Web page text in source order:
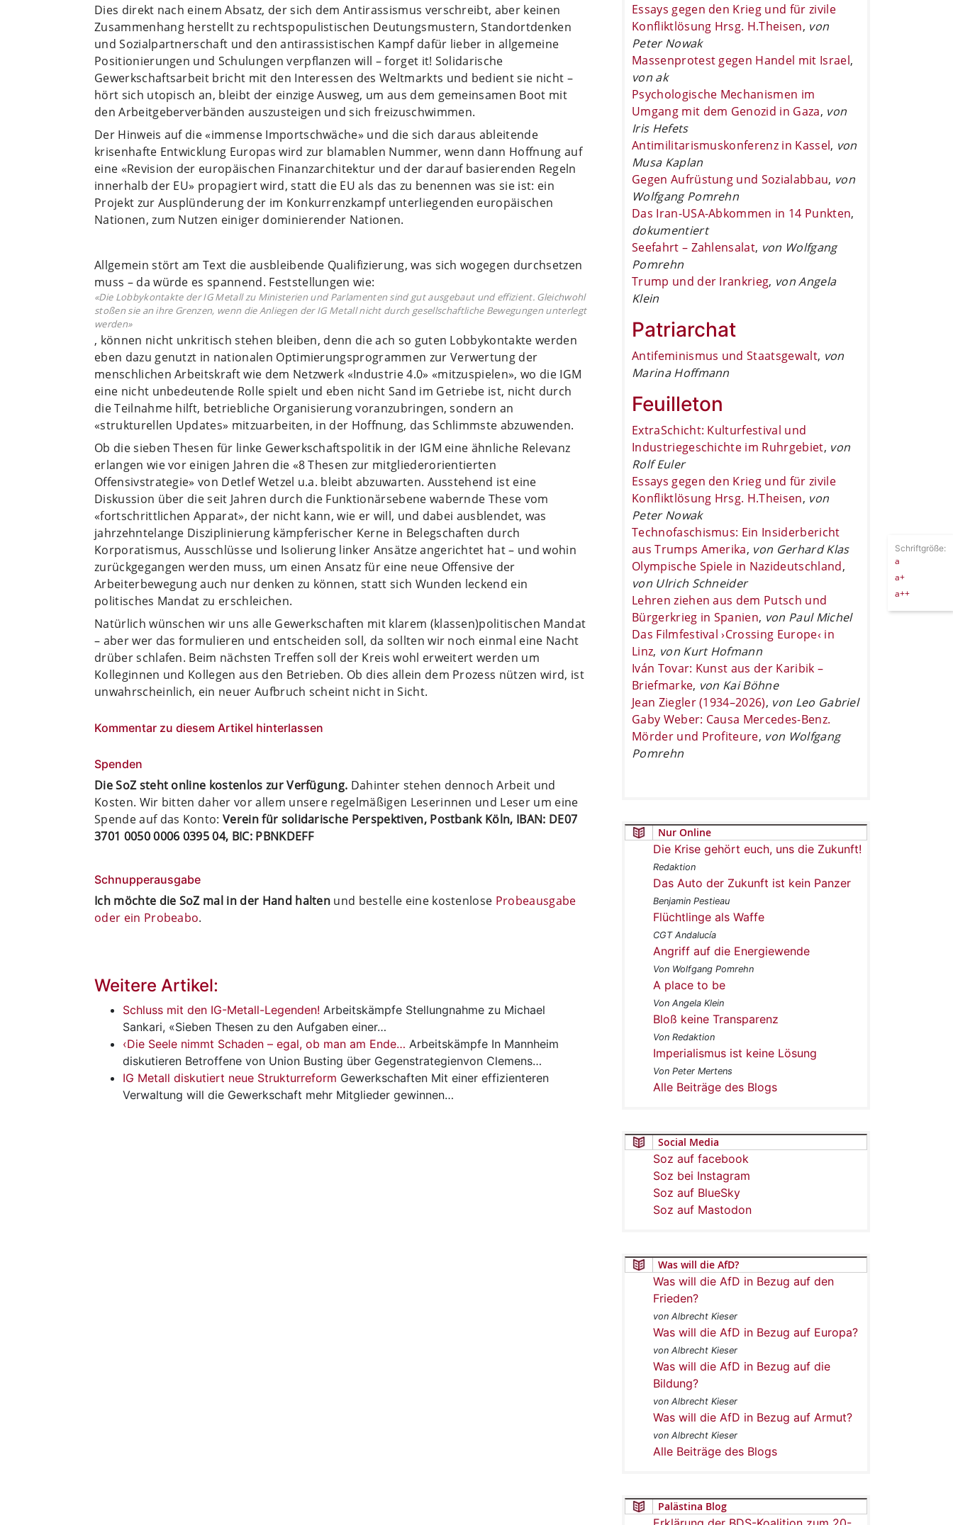
Dies direkt nach einem Absatz, der sich dem Antirassismus verschreibt, aber keinen
Zusammenhang herstellt zu rechtspopulistischen Deutungsmustern, Standortdenken
und Sozialpartnerschaft und den antirassistischen Kampf dafür lieber in allgemeine
Positionierungen und Schulungen verpflanzen will – forget it! Solidarische
Gewerkschaftsarbeit bricht mit den Interessen des Weltmarkts und bedient sie nicht –
hört sich utopisch an, bleibt der einzige Ausweg, um aus dem gemeinsamen Boot mit
den Arbeitgeberverbänden auszusteigen und sich freizuschwimmen.
Der Hinweis auf die «immense Importschwäche» und die sich daraus ableitende
krisenhafte Entwicklung Europas wird zur blamablen Nummer, wenn dann Hoffnung auf
eine «Revision der europäischen Finanzarchitektur und der darauf basierenden Regeln
innerhalb der EU» propagiert wird, statt die EU als das zu benennen was sie ist: ein
Projekt zur Ausplünderung der im Konkurrenzkampf unterliegenden europäischen
Nationen, zum Nutzen einiger dominierender Nationen.
Allgemein stört am Text die ausbleibende Qualifizierung, was sich wogegen durchsetzen
muss – da würde es spannend. Feststellungen wie:
«Die Lobbykontakte der IG Metall zu Ministerien und Parlamenten sind gut ausgebaut und effizient. Gleichwohl
stoßen sie an ihre Grenzen, wenn die Anliegen der IG Metall nicht durch gesellschaftliche Bewegungen unterlegt
werden»
, können nicht unkritisch stehen bleiben, denn die ach so guten Lobbykontakte werden
eben dazu genutzt in nationalen Optimierungsprogrammen zur Verwertung der
menschlichen Arbeitskraft wie dem Netzwerk «Industrie 4.0» «mitzuspielen», wo die IGM
eine nicht unbedeutende Rolle spielt und eben nicht Sand im Getriebe ist, nicht durch
die Teilnahme hilft, betriebliche Organisierung voranzubringen, sondern an
«strukturellen Updates» mitzuarbeiten, in der Hoffnung, das Schlimmste abzuwenden.
Ob die sieben Thesen für linke Gewerkschaftspolitik in der IGM eine ähnliche Relevanz
erlangen wie vor einigen Jahren die «8 Thesen zur mitgliederorientierten
Offensivstrategie» von Detlef Wetzel u.a. bleibt abzuwarten. Ausstehend ist eine
Diskussion über die seit Jahren durch die Funktionärsebene wabernde These vom
«fortschrittlichen Apparat», der nicht kann, wie er will, und dabei ausblendet, was
jahrzehntelange Disziplinierung kämpferischer Kerne in Belegschaften durch
Korporatismus, Ausschlüsse und Isolierung linker Ansätze angerichtet hat – und wohin
zurückgegangen werden muss, um einen Ansatz für eine neue Offensive der
Arbeiterbewegung auch nur denken zu können, statt sich Wunden leckend ein
politisches Mandat zu erschleichen.
Natürlich wünschen wir uns alle Gewerkschaften mit klarem (klassen)politischen Mandat
– aber wer das formulieren und entscheiden soll, da sollten wir noch einmal eine Nacht
drüber schlafen. Beim nächsten Treffen soll der Kreis wohl erweitert werden um
Kolleginnen und Kollegen aus den Betrieben. Ob dies allein dem Prozess nützen wird, ist
unwahrscheinlich, ein neuer Aufbruch scheint nicht in Sicht.
Kommentar zu diesem Artikel hinterlassen
Spenden
Die SoZ steht online kostenlos zur Verfügung. Dahinter stehen dennoch Arbeit und
Kosten. Wir bitten daher vor allem unsere regelmäßigen Leserinnen und Leser um eine
Spende auf das Konto:Verein für solidarische Perspektiven, Postbank Köln, IBAN: DE07
3701 0050 0006 0395 04, BIC: PBNKDEFF
Schnupperausgabe
Ich möchte die SoZ mal in der Hand halten und bestelle eine kostenlose Probeausgabe
oder ein Probeabo.
Weitere Artikel:
Schluss mit den IG-Metall-Legenden! Arbeitskämpfe Stellungnahme zu Michael
Sankari, «Sieben Thesen zu den Aufgaben einer…
‹Die Seele nimmt Schaden – egal, ob man am Ende… Arbeitskämpfe In Mannheim
diskutieren Betroffene von Union Busting über Gegenstrategienvon Clemens…
IG Metall diskutiert neue Strukturreform Gewerkschaften Mit einer effizienteren
Verwaltung will die Gewerkschaft mehr Mitglieder gewinnen…
Essays gegen den Krieg und für zivile
Konfliktlösung Hrsg. H.Theisen, von
Peter Nowak
Massenprotest gegen Handel mit Israel,
von ak
Psychologische Mechanismen im
Umgang mit dem Genozid in Gaza, von
Iris Hefets
Antimilitarismuskonferenz in Kassel, von
Musa Kaplan
Gegen Aufrüstung und Sozialabbau, von
Wolfgang Pomrehn
Das Iran-USA-Abkommen in 14 Punkten,
dokumentiert
Seefahrt – Zahlensalat, von Wolfgang
Pomrehn
Trump und der Irankrieg, von Angela
Klein
Patriarchat
Antifeminismus und Staatsgewalt, von
Marina Hoffmann
Feuilleton
ExtraSchicht: Kulturfestival und
Industriegeschichte im Ruhrgebiet, von
Rolf Euler
Essays gegen den Krieg und für zivile
Konfliktlösung Hrsg. H.Theisen, von
Peter Nowak
Technofaschismus: Ein Insiderbericht
aus Trumps Amerika, von Gerhard Klas
Olympische Spiele in Nazideutschland,
von Ulrich Schneider
Lehren ziehen aus dem Putsch und
Bürgerkrieg in Spanien, von Paul Michel
Das Filmfestival ›Crossing Europe‹ in
Linz, von Kurt Hofmann
Iván Tovar: Kunst aus der Karibik –
Briefmarke, von Kai Böhne
Jean Ziegler (1934–2026), von Leo Gabriel
Gaby Weber: Causa Mercedes-Benz.
Mörder und Profiteure, von Wolfgang
Pomrehn
Nur Online
Die Krise gehört euch, uns die Zukunft!
Redaktion
Das Auto der Zukunft ist kein Panzer
Benjamin Pestieau
Flüchtlinge als Waffe
CGT Andalucía
Angriff auf die Energiewende
Von Wolfgang Pomrehn
A place to be
Von Angela Klein
Bloß keine Transparenz
Von Redaktion
Imperialismus ist keine Lösung
Von Peter Mertens
Alle Beiträge des Blogs
Social Media
Soz auf facebook
Soz bei Instagram
Soz auf BlueSky
Soz auf Mastodon
Was will die AfD?
Was will die AfD in Bezug auf den
Frieden?
von Albrecht Kieser
Was will die AfD in Bezug auf Europa?
von Albrecht Kieser
Was will die AfD in Bezug auf die
Bildung?
von Albrecht Kieser
Was will die AfD in Bezug auf Armut?
von Albrecht Kieser
Alle Beiträge des Blogs
Palästina Blog
Schriftgröße:
a
a+
a++